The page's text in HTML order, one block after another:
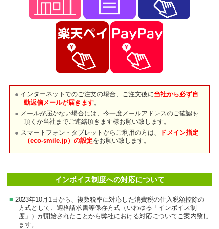
インターネットでのご注文の場合、ご注文後に当社から必ず自
動返信メールが届きます。
メールが届かない場合には、今一度メールアドレスのご確認を
頂くか当社までご連絡頂きます様お願い致します。
スマートフォン・タブレットからご利用の方は、
ドメイン指定
（eco-smile.jp）の設定をお願い致します。
インボイス制度への対応について
2023年10月1日から、複数税率に対応した消費税の仕入税額控除の
方式として、適格請求書等保存方式（いわゆる「インボイス制
度」）が開始されたことから弊社における対応についてご案内致し
ます。